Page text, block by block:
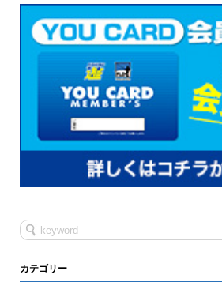
カテゴリー